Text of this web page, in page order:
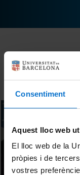
Consentiment
Aquest lloc web
El lloc web de la
pròpies i de
vostres
Ordenar